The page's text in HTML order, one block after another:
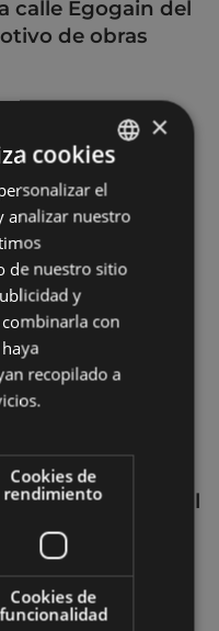
calle Egogain del
de obras
Pleno Municipal
2026
BASQUE
SPANISH
×
cookies
el
analizar nuestro
de nuestro sitio
y
con
recopilado a
Cookies de
rendimiento
Cookies de
funcionalidad